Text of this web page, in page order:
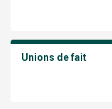
Unions de fait